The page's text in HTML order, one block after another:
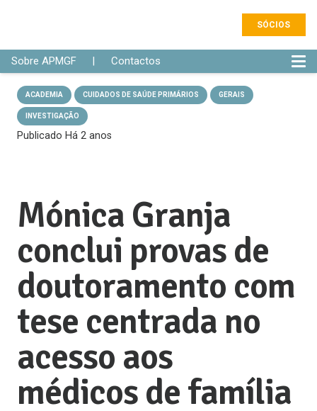
SÓCIOS
Sobre APMGF | Contactos
ACADEMIA CUIDADOS DE SAÚDE PRIMÁRIOS GERAIS
INVESTIGAÇÃO
Publicado Há 2 anos
Mónica Granja
conclui provas de
doutoramento com
tese centrada no
acesso aos
médicos de família